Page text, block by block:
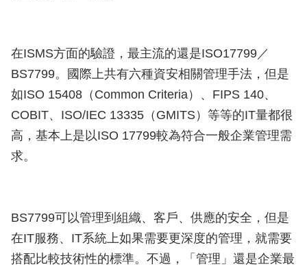
在ISMS方面的驗證，最主流的還是ISO17799／
BS7799。國際上共有六種資安相關管理手法，但是
如ISO 15408（Common Criteria）、FIPS 140、
COBIT、ISO/IEC 13335（GMITS）等等的IT量都很
高，基本上是以ISO 17799較為符合一般企業管理需
求。
BS7799可以管理到組織、客戶、供應的安全，但是
在IT服務、IT系統上如果需要更深度的管理，就需要
搭配比較技術性的標準。不過，「管理」還是企業最